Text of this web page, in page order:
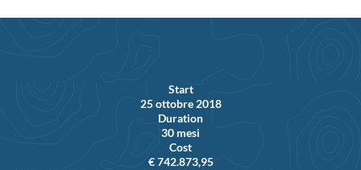
Start
25 ottobre 2018
Duration
30 mesi
Cost
€ 742.873,95